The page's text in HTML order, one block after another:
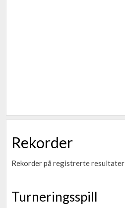
Rekorder
Rekorder på registrerte resultater
Turneringsspill